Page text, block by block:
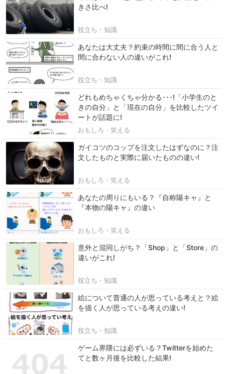
きさ比べ!
役立ち・知識
あなたは大丈夫？約束の時間に間に合う人と
間に合わない人の違いがこれ!
役立ち・知識
どれもめちゃくちゃ分かる･･･!「小学生のと
きの自分」と「現在の自分」を比較したツイ
ートが話題に!
おもしろ・笑える
ガイコツのコップを注文したはずなのに？注
文したものと実際に届いたものの違い!
おもしろ・笑える
あなたの周りにもいる？『自称陽キャ』と
『本物の陽キャ』の違い
おもしろ・笑える
意外と混同しがち？「Shop」と「Store」の
違いがこれ!
役立ち・知識
絵について普通の人が思っている考えと？絵
を描く人が思っている考えの違い!
役立ち・知識
ゲーム界隈には必ずいる？Twitterを始めた
てと数ヶ月後を比較した結果!